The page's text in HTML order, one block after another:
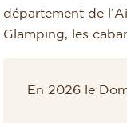
département de
Glamping, les
En 2026 le